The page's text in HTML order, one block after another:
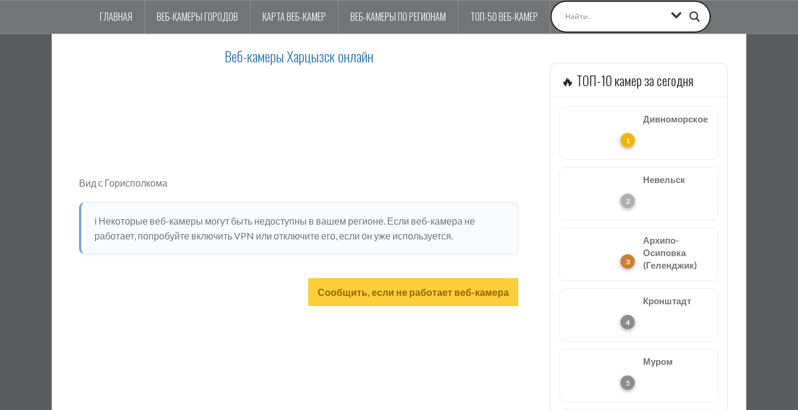
ГЛАВНАЯ ВЕБ-КАМЕРЫ ГОРОДОВ КАРТА ВЕБ-КАМЕР ВЕБ-КАМЕРЫ ПО РЕГИОНАМ ТОП-50 ВЕБ-КАМЕР
Веб-камеры Харцызск онлайн
Вид с Горисполкома
ℹ️ Некоторые веб-камеры могут быть недоступны в вашем регионе. Если веб-камера не
работает, попробуйте включить VPN или отключите его, если он уже используется.
Сообщить, если не работает веб-камера
🔥 ТОП-10 камер за сегодня
Дивноморское
Невельск
Архипо-
Осиповка
(Геленджик)
Кронштадт
Муром